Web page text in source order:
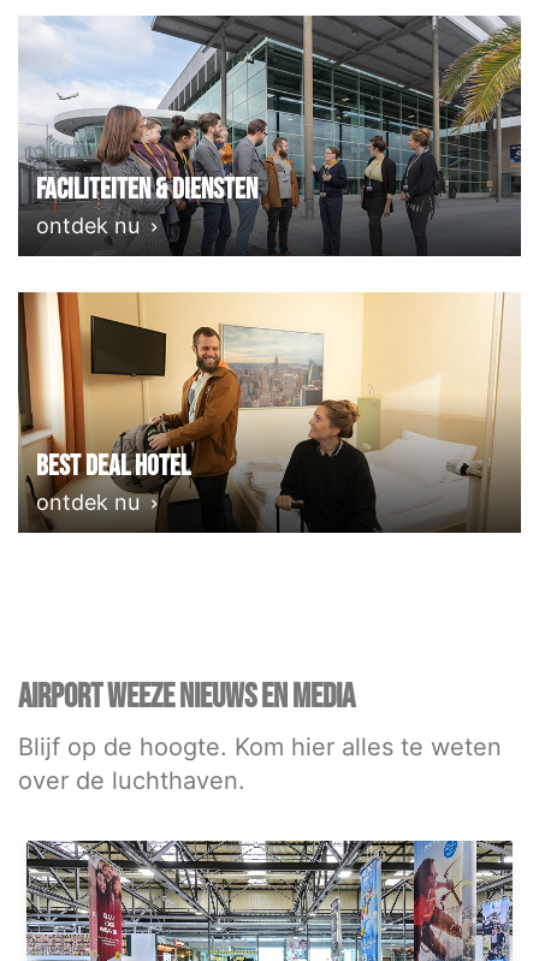
Faciliteiten & Diensten
ontdek nu
Best deal Hotel
ontdek nu
AIRPORT WEEZE NIEUWS EN MEDIA
Blijf op de hoogte. Kom hier alles te weten
over de luchthaven.